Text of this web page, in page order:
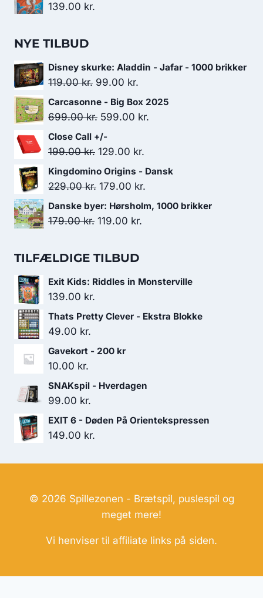
139.00 kr.
NYE TILBUD
Disney skurke: Aladdin - Jafar - 1000 brikker
119.00kr. Den
oprindelige
pris
119.00 kr..
99.00 kr.
aktuelle
pris
Carcasonne - Big Box 2025
699.00kr. Den
oprindelige
pris
699.00 kr..
599.00 kr.
Close Call +/-
199.00kr. Den
oprindelige
pris
199.00 kr..
129.00 kr.
aktuelle
129.00 kr..
Kingdomino Origins - Dansk
229.00kr. Den
oprindelige
pris
179.00 kr.
aktuelle
Danske byer: Hørsholm, 1000 brikker
179.00kr. Den
pris
179.00 kr..
119.00 kr.
119.00 kr..
TILFÆLDIGE TILBUD
Exit Kids: Riddles in Monsterville
139.00 kr.
Thats Pretty Clever - Ekstra Blokke
49.00 kr.
Gavekort - 200 kr
10.00 kr.
SNAKspil - Hverdagen
99.00 kr.
EXIT 6 - Døden På Orientekspressen
149.00 kr.
© 2026 Spillezonen - Brætspil, puslespil og
meget mere!
Vi henviser til affiliate links på siden.